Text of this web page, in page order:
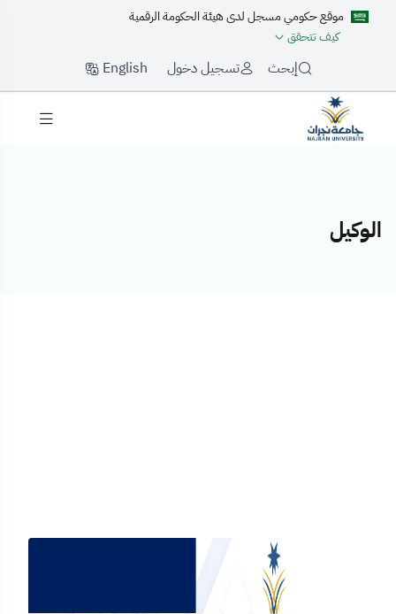
موقع حكومي مسجل لدى هيئة الحكومة الرقمية
كيف تتحقق
إبحث تسجيل دخول English
الوكيل